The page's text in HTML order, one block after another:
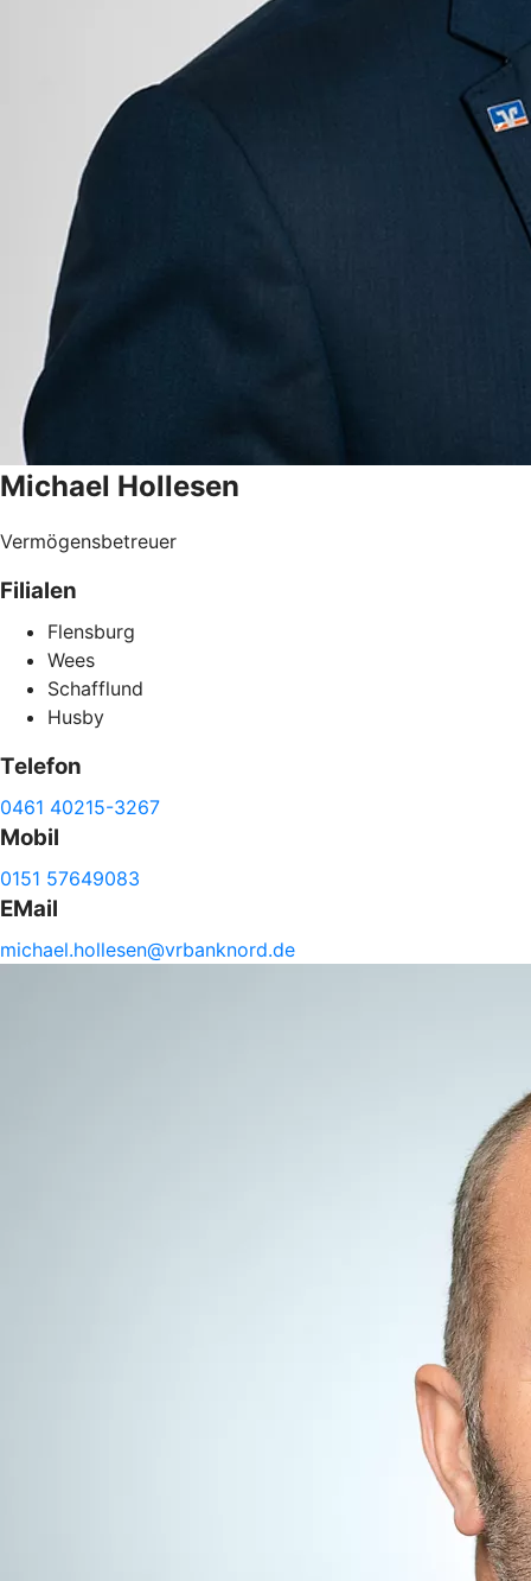
Michael Hollesen
Vermögensbetreuer
Filialen
Flensburg
Wees
Schafflund
Husby
Telefon
0461 40215-3267
Mobil
0151 57649083
EMail
michael.hollesen@vrbanknord.de